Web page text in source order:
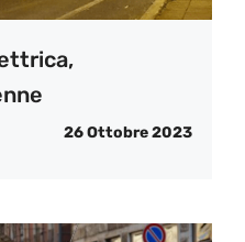
26 Ottobre 2023